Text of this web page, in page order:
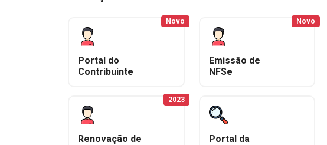
Portal do
Contribuinte
Novo
Emissão de
NFSe
Novo
Renovação de
2023
Portal da